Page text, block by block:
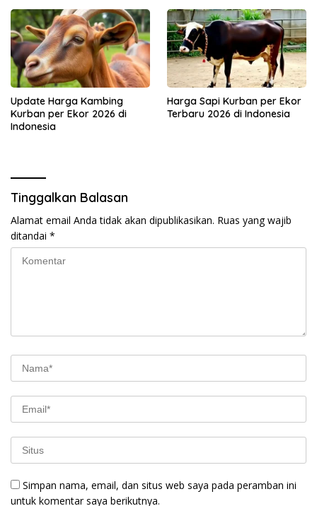
Update Harga Kambing
Kurban per Ekor 2026 di
Indonesia
Harga Sapi Kurban per Ekor
Terbaru 2026 di Indonesia
Tinggalkan Balasan
Alamat email Anda tidak akan dipublikasikan. Ruas yang wajib
ditandai *
Simpan nama, email, dan situs web saya pada peramban ini
untuk komentar saya berikutnya.